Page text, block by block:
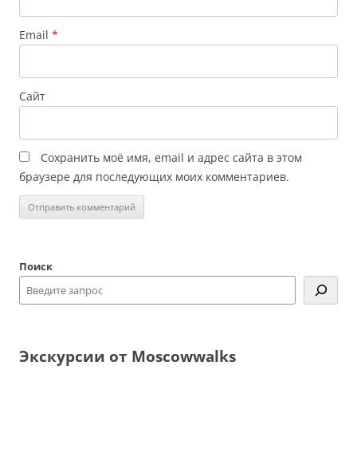
Email *
Сайт
Сохранить моё имя, email и адрес сайта в этом
браузере для последующих моих комментариев.
Поиск
Экскурсии от Moscowwalks